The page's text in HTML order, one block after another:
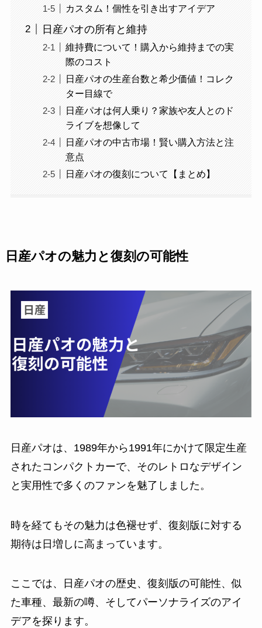
カスタム！個性を引き出すアイデア
日産パオの所有と維持
維持費について！購入から維持までの実
際のコスト
日産パオの生産台数と希少価値！コレク
ター目線で
日産パオは何人乗り？家族や友人とのド
ライブを想像して
日産パオの中古市場！賢い購入方法と注
意点
日産パオの復刻について【まとめ】
日産パオの魅力と復刻の可能性
日産パオは、1989年から1991年にかけて限定生産
されたコンパクトカーで、そのレトロなデザイン
と実用性で多くのファンを魅了しました。
時を経てもその魅力は色褪せず、復刻版に対する
期待は日増しに高まっています。
ここでは、日産パオの歴史、復刻版の可能性、似
た車種、最新の噂、そしてパーソナライズのアイ
デアを探ります。